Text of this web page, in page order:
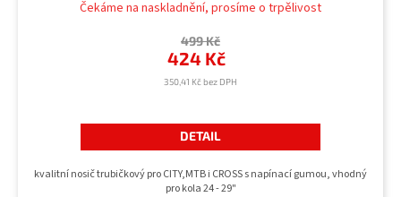
Čekáme na naskladnění, prosíme o trpělivost
350,41 Kč bez DPH
424 Kč
499 Kč
DETAIL
kvalitní nosič trubičkový pro CITY,MTB i CROSS s napínací gumou, vhodný
pro kola 24 - 29"